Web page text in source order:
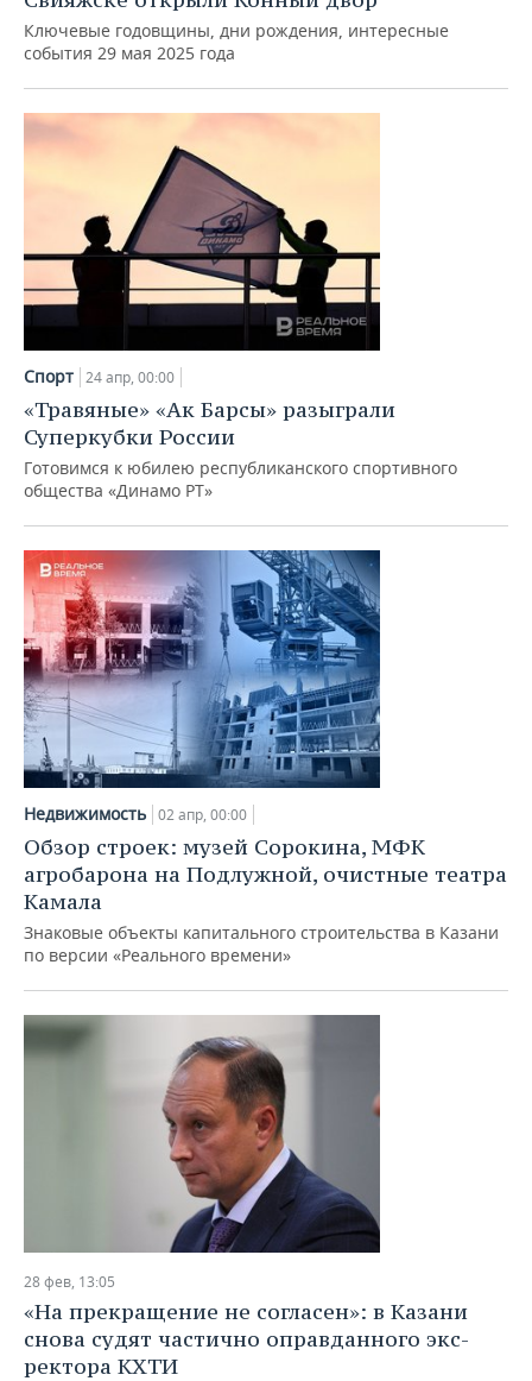
Ключевые годовщины, дни рождения, интересные
события 29 мая 2025 года
Спорт 24 апр, 00:00
«Травяные» «Ак Барсы» разыграли
Суперкубки России
Готовимся к юбилею республиканского спортивного
общества «Динамо РТ»
Недвижимость 02 апр, 00:00
Обзор строек: музей Сорокина, МФК
агробарона на Подлужной, очистные театра
Камала
Знаковые объекты капитального строительства в Казани
по версии «Реального времени»
28 фев, 13:05
«На прекращение не согласен»: в Казани
снова судят частично оправданного экс-
ректора КХТИ